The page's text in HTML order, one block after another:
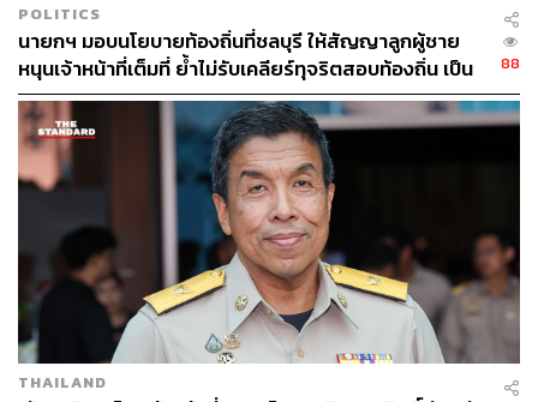
117
ABOUT THE AUTHOR
THE STANDARD TEAM
กองบรรณาธิการ THE STANDARD
POLITICS
นายกฯ มอบนโยบายท้องถิ่นที่ชลบุรี ให้สัญญาลูกผู้ชาย
หนุนเจ้าหน้าที่เต็มที่ ย้ำไม่รับเคลียร์ทุจริตสอบท้องถิ่น เป็น
ตราบาป ลอยอังคารก็ลบไม่ออก
88
THAILAND